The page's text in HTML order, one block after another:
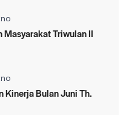
Masyarakat Triwulan II
Kinerja Bulan Juni Th.